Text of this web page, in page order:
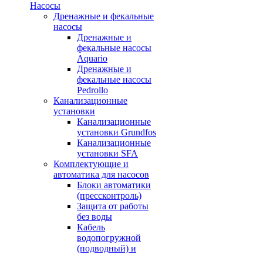
Насосы
Дренажные и фекальные
насосы
Дренажные и
фекальные насосы
Aquario
Дренажные и
фекальные насосы
Pedrollo
Канализационные
установки
Канализационные
установки Grundfos
Канализационные
установки SFA
Комплектующие и
автоматика для насосов
Блоки автоматики
(прессконтроль)
Защита от работы
без воды
Кабель
водопогружной
(подводный) и